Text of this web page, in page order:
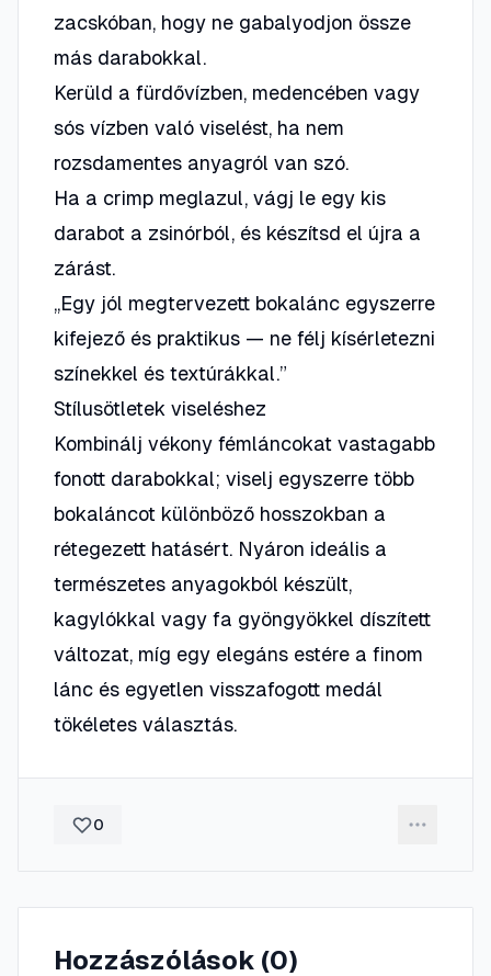
zacskóban, hogy ne gabalyodjon össze
más darabokkal.
Kerüld a fürdővízben, medencében vagy
sós vízben való viselést, ha nem
rozsdamentes anyagról van szó.
Ha a crimp meglazul, vágj le egy kis
darabot a zsinórból, és készítsd el újra a
zárást.
„Egy jól megtervezett bokalánc egyszerre
kifejező és praktikus — ne félj kísérletezni
színekkel és textúrákkal.”
Stílusötletek viseléshez
Kombinálj vékony fémláncokat vastagabb
fonott darabokkal; viselj egyszerre több
bokaláncot különböző hosszokban a
rétegezett hatásért. Nyáron ideális a
természetes anyagokból készült,
kagylókkal vagy fa gyöngyökkel díszített
változat, míg egy elegáns estére a finom
lánc és egyetlen visszafogott medál
tökéletes választás.
0
Hozzászólások (0)